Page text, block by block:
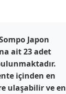
Japon
ait 23 adet
içinden en
ulaşabilir ve en